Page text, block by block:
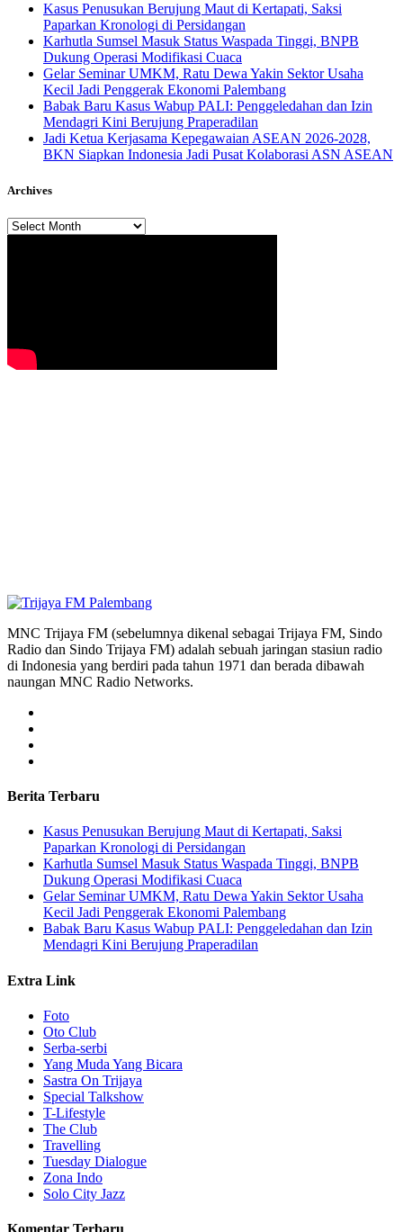
Kasus Penusukan Berujung Maut di Kertapati, Saksi
Paparkan Kronologi di Persidangan
Karhutla Sumsel Masuk Status Waspada Tinggi, BNPB
Dukung Operasi Modifikasi Cuaca
Gelar Seminar UMKM, Ratu Dewa Yakin Sektor Usaha
Kecil Jadi Penggerak Ekonomi Palembang
Babak Baru Kasus Wabup PALI: Penggeledahan dan Izin
Mendagri Kini Berujung Praperadilan
Jadi Ketua Kerjasama Kepegawaian ASEAN 2026-2028,
BKN Siapkan Indonesia Jadi Pusat Kolaborasi ASN ASEAN
Archives
Archives
MNC Trijaya FM (sebelumnya dikenal sebagai Trijaya FM, Sindo
Radio dan Sindo Trijaya FM) adalah sebuah jaringan stasiun radio
di Indonesia yang berdiri pada tahun 1971 dan berada dibawah
naungan MNC Radio Networks.
Berita Terbaru
Kasus Penusukan Berujung Maut di Kertapati, Saksi
Paparkan Kronologi di Persidangan
Karhutla Sumsel Masuk Status Waspada Tinggi, BNPB
Dukung Operasi Modifikasi Cuaca
Gelar Seminar UMKM, Ratu Dewa Yakin Sektor Usaha
Kecil Jadi Penggerak Ekonomi Palembang
Babak Baru Kasus Wabup PALI: Penggeledahan dan Izin
Mendagri Kini Berujung Praperadilan
Extra Link
Foto
Oto Club
Serba-serbi
Yang Muda Yang Bicara
Sastra On Trijaya
Special Talkshow
T-Lifestyle
The Club
Travelling
Tuesday Dialogue
Zona Indo
Solo City Jazz